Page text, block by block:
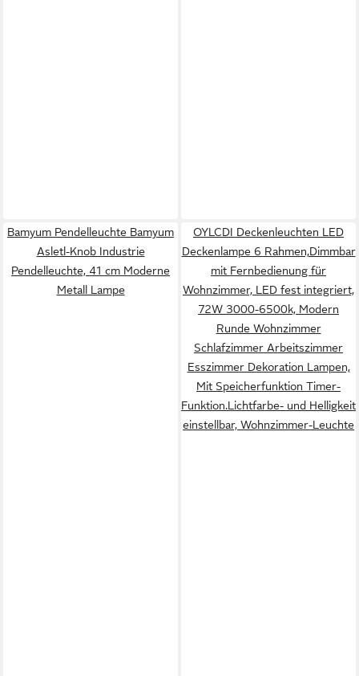
Bamyum Pendelleuchte Bamyum
Asletl-Knob Industrie
Pendelleuchte, 41 cm Moderne
Metall Lampe
OYLCDI Deckenleuchten LED
Deckenlampe 6 Rahmen,Dimmbar
mit Fernbedienung für
Wohnzimmer, LED fest integriert,
72W 3000-6500k, Modern
Runde Wohnzimmer
Schlafzimmer Arbeitszimmer
Esszimmer Dekoration Lampen,
Mit Speicherfunktion Timer-
Funktion.Lichtfarbe- und Helligkeit
einstellbar, Wohnzimmer-Leuchte